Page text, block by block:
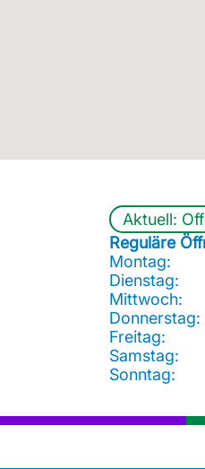
Aktuell:
Reguläre
Montag:
Dienstag:
Mittwoch:
Donnerstag:
Freitag:
Samstag:
Sonntag: